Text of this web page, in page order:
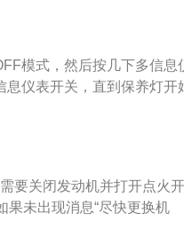
在凯迪拉克在汽车界的领导
分运动型的跑车，它的ats
豪华轿车，车内空间大，
模式，然后按几下多信息
息仪表开关，直到保养灯开
是时候会显示更改为CLEA
次保养提醒。保养灯是让车
表指示灯的形式，提醒车主
汽外观整洁，消除技术隐
汽车保养灯能够提前给车主
保养后要消除归零，从新开
要关闭发动机并打开点火开
果未出现消息“尽快更换机
员信息中心控制按钮，控制